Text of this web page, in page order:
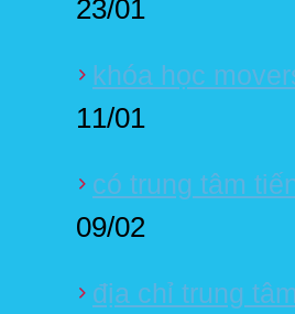
23/01
khóa học
11/01
có trung tâm
09/02
địa chỉ trung